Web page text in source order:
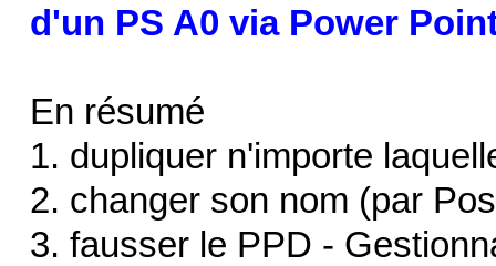
d'un PS A0 via Power
En résumé
1. dupliquer n'importe
2. changer son nom (par
3. fausser le PPD -